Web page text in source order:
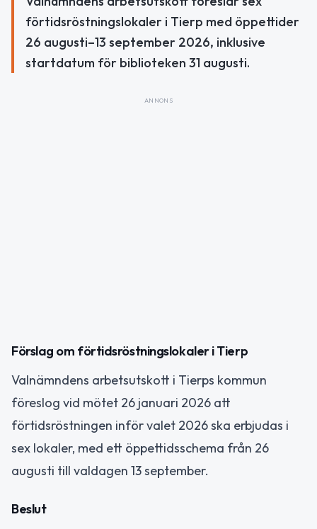
förtidsröstningslokaler i Tierp med öppettider
26 augusti–13 september 2026, inklusive
startdatum för biblioteken 31 augusti.
ANNONS
Förslag om förtidsröstningslokaler i Tierp
Valnämndens arbetsutskott i Tierps kommun
föreslog vid mötet 26 januari 2026 att
förtidsröstningen inför valet 2026 ska erbjudas i
sex lokaler, med ett öppettidsschema från 26
augusti till valdagen 13 september.
Beslut